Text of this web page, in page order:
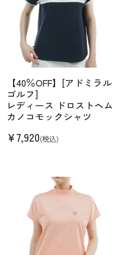
【40％OFF】[アドミラル
ゴルフ]
レディース ドロストヘム
カノコモックシャツ
¥7,920(税込)